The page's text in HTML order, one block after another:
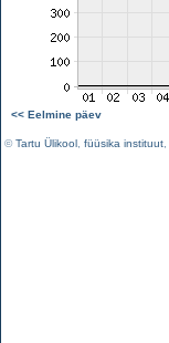
<< Eelmine päev
©Tartu Ülikool füüsika instituut